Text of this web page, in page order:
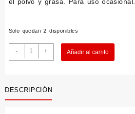
el polvo y grasa. Para uso ocasional.
Solo quedan 2 disponibles
-
Table
Refresh
+ Añadir al carrito
DESCRIPCIÓN